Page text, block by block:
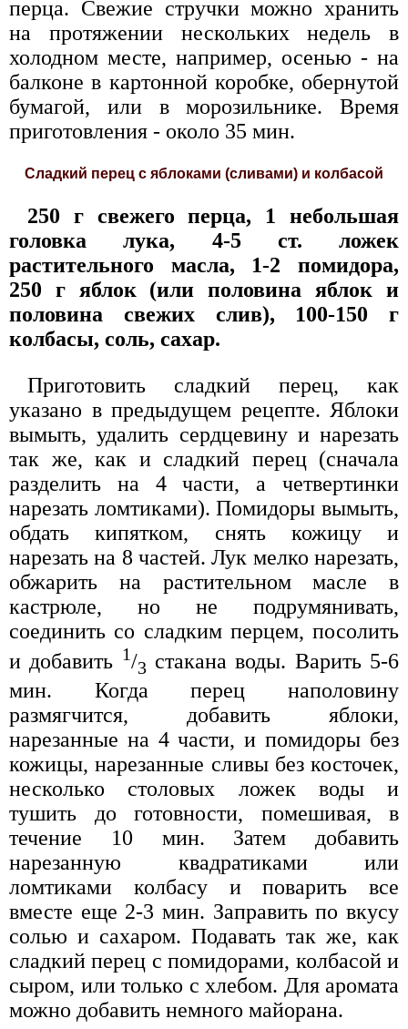
перца. Свежие стручки можно хранить
на протяжении нескольких недель в
холодном месте, например, осенью - на
балконе в картонной коробке, обернутой
бумагой, или в морозильнике. Время
приготовления - около 35 мин.
Сладкий перец с яблоками (сливами) и колбасой
250 г свежего перца, 1 небольшая
головка лука, 4-5 ст. ложек
растительного масла, 1-2 помидора,
250 г яблок (или половина яблок и
половина свежих слив), 100-150 г
колбасы, соль, сахар.
Приготовить сладкий перец, как
указано в предыдущем рецепте. Яблоки
вымыть, удалить сердцевину и нарезать
так же, как и сладкий перец (сначала
разделить на 4 части, а четвертинки
нарезать ломтиками). Помидоры вымыть,
обдать кипятком, снять кожицу и
нарезать на 8 частей. Лук мелко нарезать,
обжарить на растительном масле в
кастрюле, но не подрумянивать,
соединить со сладким перцем, посолить
и добавить 1/3 стакана воды. Варить 5-6
мин. Когда перец наполовину
размягчится, добавить яблоки,
нарезанные на 4 части, и помидоры без
кожицы, нарезанные сливы без косточек,
несколько столовых ложек воды и
тушить до готовности, помешивая, в
течение 10 мин. Затем добавить
нарезанную квадратиками или
ломтиками колбасу и поварить все
вместе еще 2-3 мин. Заправить по вкусу
солью и сахаром. Подавать так же, как
сладкий перец с помидорами, колбасой и
сыром, или только с хлебом. Для аромата
можно добавить немного майорана.